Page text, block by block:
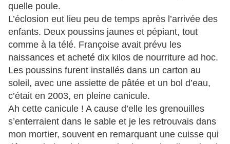
quelle poule.
L’éclosion eut lieu peu de temps après l’arrivée des
enfants. Deux poussins jaunes et pépiant, tout
comme à la télé. Françoise avait prévu les
naissances et acheté dix kilos de nourriture ad hoc.
Les poussins furent installés dans un carton au
soleil, avec une assiette de pâtée et un bol d’eau,
c’était en 2003, en pleine canicule.
Ah cette canicule ! A cause d’elle les grenouilles
s’enterraient dans le sable et je les retrouvais dans
mon mortier, souvent en remarquant une cuisse qui